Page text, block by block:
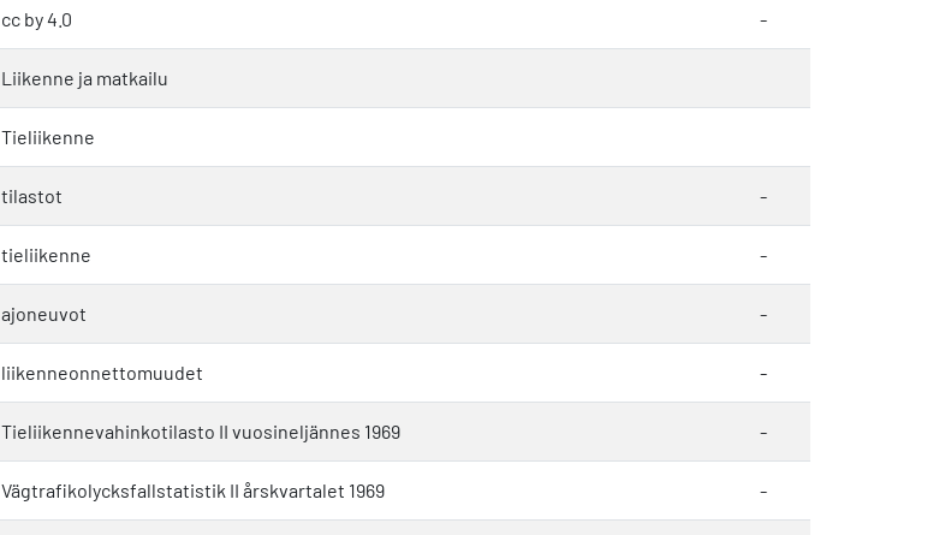
cc by 4.0 -
Liikenne ja matkailu
Tieliikenne
tilastot -
tieliikenne -
ajoneuvot -
liikenneonnettomuudet -
Tieliikennevahinkotilasto II vuosineljännes 1969 -
Vägtrafikolycksfallstatistik II årskvartalet 1969 -